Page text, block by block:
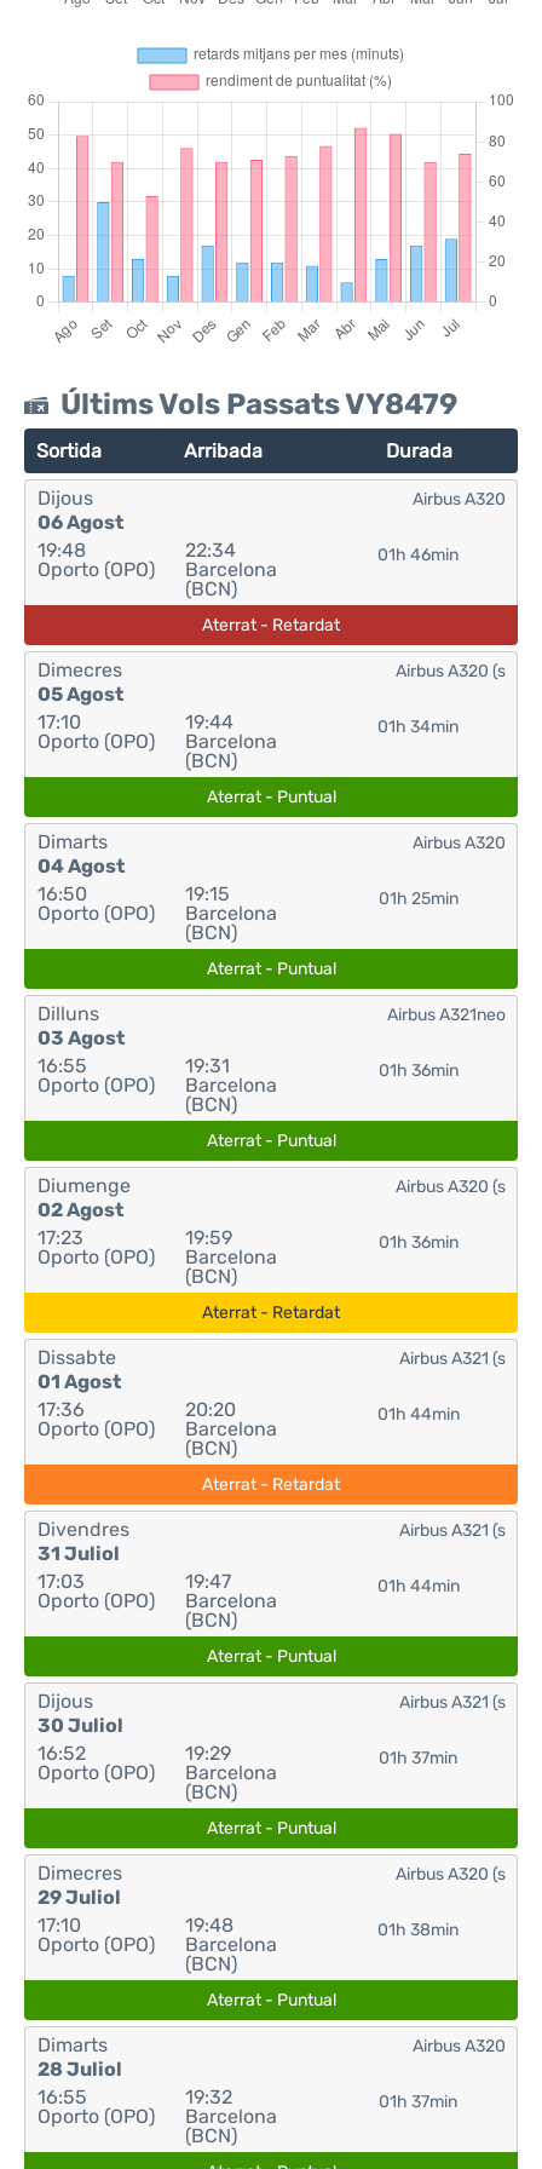
Últims Vols Passats VY8479
Sortida Arribada Durada
Dijous
06 Agost
19:48
Oporto (OPO)
22:34
Barcelona
(BCN)
01h 46min
Airbus A320
Aterrat - Retardat
Dimecres
05 Agost
17:10
Oporto (OPO)
19:44
Barcelona
(BCN)
01h 34min
Airbus A320 (s
Aterrat - Puntual
Dimarts
04 Agost
16:50
Oporto (OPO)
19:15
Barcelona
(BCN)
01h 25min
Airbus A320
Aterrat - Puntual
Dilluns
03 Agost
16:55
Oporto (OPO)
19:31
Barcelona
(BCN)
01h 36min
Airbus A321neo
Aterrat - Puntual
Diumenge
02 Agost
17:23
Oporto (OPO)
19:59
Barcelona
(BCN)
01h 36min
Airbus A320 (s
Aterrat - Retardat
Dissabte
01 Agost
17:36
Oporto (OPO)
20:20
Barcelona
(BCN)
01h 44min
Airbus A321 (s
Aterrat - Retardat
Divendres
31 Juliol
17:03
Oporto (OPO)
19:47
Barcelona
(BCN)
01h 44min
Airbus A321 (s
Aterrat - Puntual
Dijous
30 Juliol
16:52
Oporto (OPO)
19:29
Barcelona
(BCN)
01h 37min
Airbus A321 (s
Aterrat - Puntual
Dimecres
29 Juliol
17:10
Oporto (OPO)
19:48
Barcelona
(BCN)
01h 38min
Airbus A320 (s
Aterrat - Puntual
Dimarts
28 Juliol
16:55
Oporto (OPO)
19:32
Barcelona
(BCN)
01h 37min
Airbus A320